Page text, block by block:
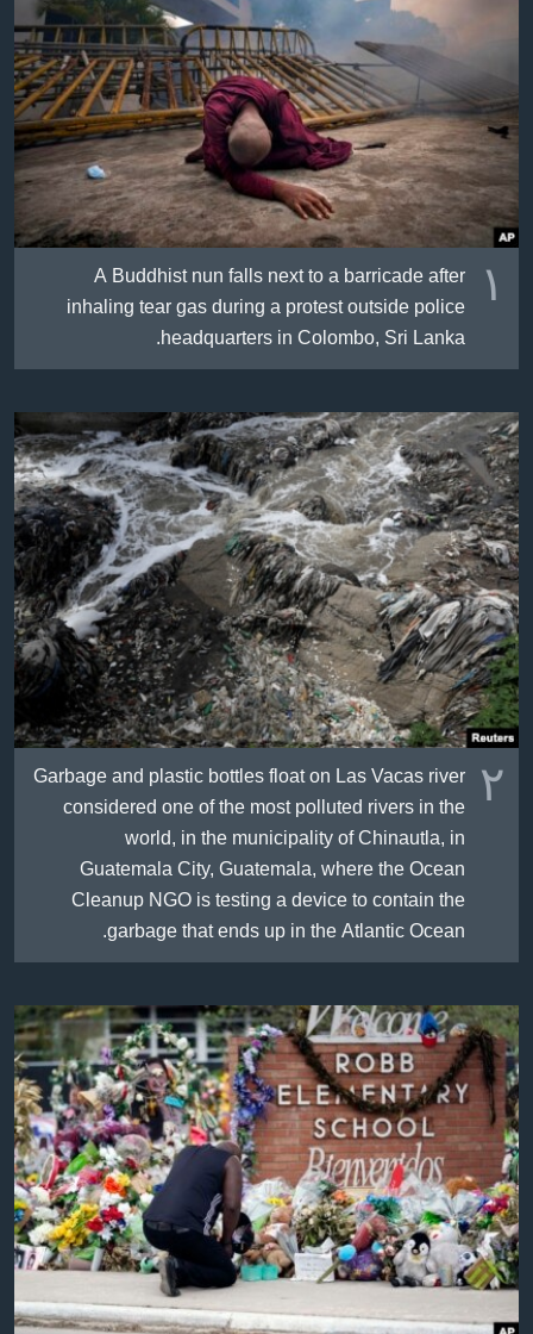
ژیان لە فەرهەنگدا
Learning English
FOLLOW US
زمانه‌کان
١ A Buddhist nun falls next to a barricade after
inhaling tear gas during a protest outside police
headquarters in Colombo, Sri Lanka.
٢ Garbage and plastic bottles float on Las Vacas river
considered one of the most polluted rivers in the
world, in the municipality of Chinautla, in
Guatemala City, Guatemala, where the Ocean
Cleanup NGO is testing a device to contain the
garbage that ends up in the Atlantic Ocean.